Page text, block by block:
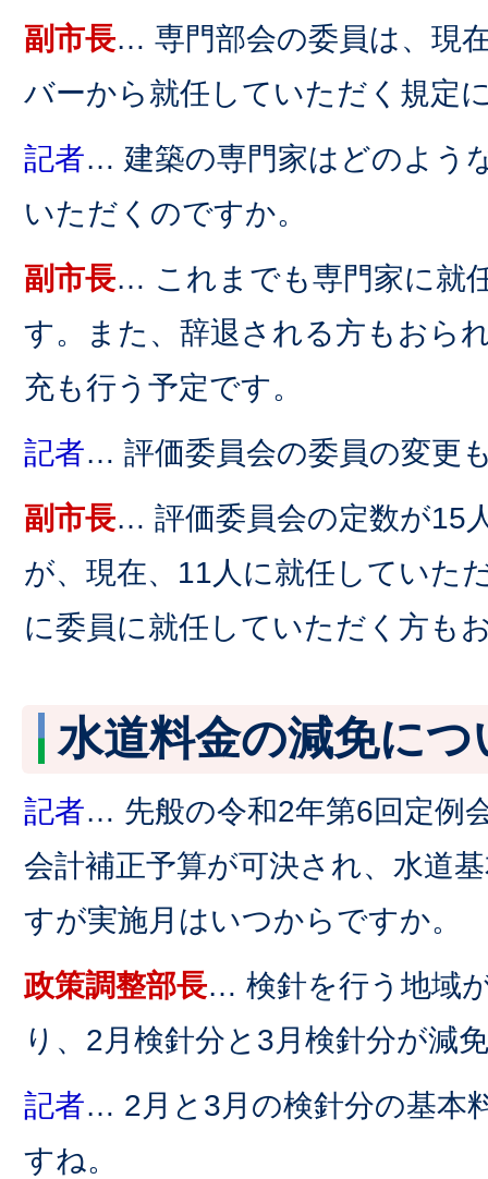
副市長… 専門部会の委員は、現
バーから就任していただく規定
記者… 建築の専門家はどのよう
いただくのですか。
副市長… これまでも専門家に就
す。また、辞退される方もおら
充も行う予定です。
記者… 評価委員会の委員の変更
副市長… 評価委員会の定数が15
が、現在、11人に就任していた
に委員に就任していただく方も
水道料金の減免につ
記者… 先般の令和2年第6回定例
会計補正予算が可決され、水道
すが実施月はいつからですか。
政策調整部長… 検針を行う地域
り、2月検針分と3月検針分が減
記者… 2月と3月の検針分の基本
すね。